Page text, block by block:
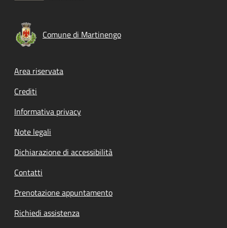
Comune di Martinengo
Footer menu
Area riservata
Crediti
Informativa privacy
Note legali
Dichiarazione di accessibilità
Contatti
Prenotazione appuntamento
Richiedi assistenza